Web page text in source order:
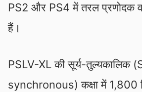
PS2 और PS4 में तरल प्रणोदक
हैं।
PSLV-XL की सूर्य-तुल्यकालिक
synchronous) कक्षा में 1,800